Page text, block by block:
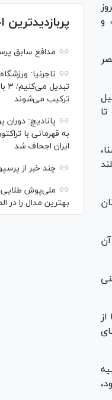
و
۲۰۲۶ تایلند و بازی‌های جهانی ۲۰۲۷ مصر
پربازدیدترین
مدافع سابق
تاجرنیا:
ترکیب می‌شوند
پانادیچ:
به قهرمانی با
ایران اجحاف شد
چند خبر از
ملی‌پوش‌ طلایی
بهترین مدال را در